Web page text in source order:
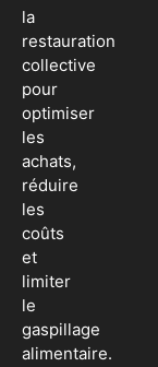
la
restauration
collective
pour
optimiser
les
achats,
réduire
les
coûts
et
limiter
le
gaspillage
alimentaire.